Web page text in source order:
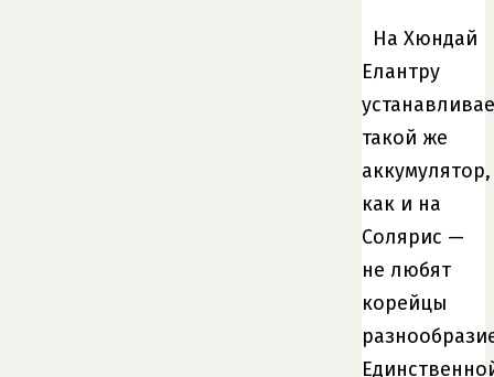
На Хюндай
Елантру
такой же
аккумулятор,
как и на
Солярис —
не любят
корейцы